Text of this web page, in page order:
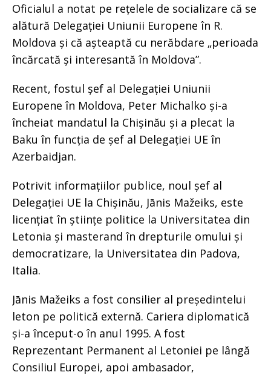
Oficialul a notat pe rețelele de socializare că se
alătură Delegației Uniunii Europene în R.
Moldova și că așteaptă cu nerăbdare „perioada
încărcată și interesantă în Moldova”.
Recent, fostul șef al Delegației Uniunii
Europene în Moldova, Peter Michalko și-a
încheiat mandatul la Chișinău și a plecat la
Baku în funcția de șef al Delegației UE în
Azerbaidjan.
Potrivit informațiilor publice, noul șef al
Delegației UE la Chișinău, Jānis Mažeiks, este
licențiat în științe politice la Universitatea din
Letonia și masterand în drepturile omului și
democratizare, la Universitatea din Padova,
Italia.
Jānis Mažeiks a fost consilier al președintelui
leton pe politică externă. Cariera diplomatică
și-a început-o în anul 1995. A fost
Reprezentant Permanent al Letoniei pe lângă
Consiliul Europei, apoi ambasador,